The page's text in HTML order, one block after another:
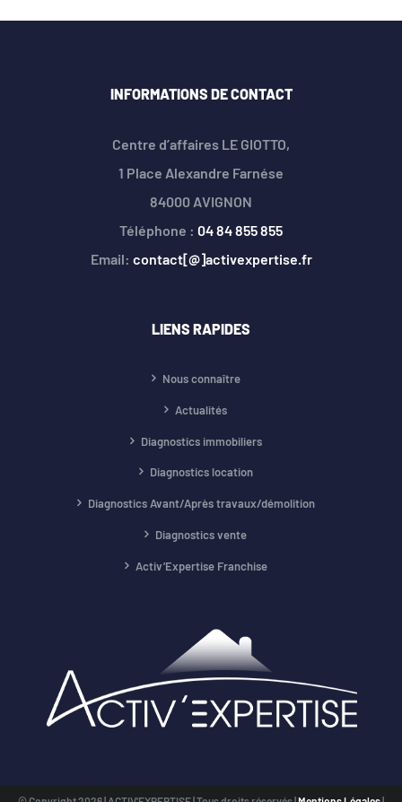
INFORMATIONS DE CONTACT
Centre d’affaires LE GIOTTO,
1 Place Alexandre Farnése
84000 AVIGNON
Téléphone : 04 84 855 855
Email: contact[@]activexpertise.fr
LIENS RAPIDES
Nous connaître
Actualités
Diagnostics immobiliers
Diagnostics location
Diagnostics Avant/Après travaux/démolition
Diagnostics vente
Activ’Expertise Franchise